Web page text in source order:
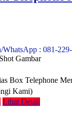
WhatsApp : 081-
Gambar
Box Telephone
Kami)
Lihat Detail